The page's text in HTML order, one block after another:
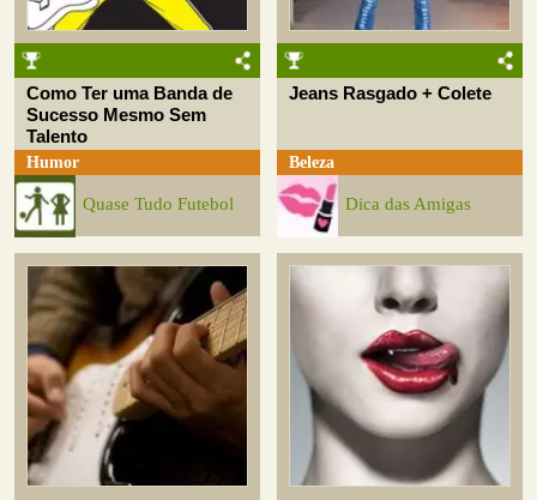
Como Ter uma Banda de
Sucesso Mesmo Sem
Talento
Humor
Quase Tudo Futebol
Jeans Rasgado + Colete
Beleza
Dica das Amigas